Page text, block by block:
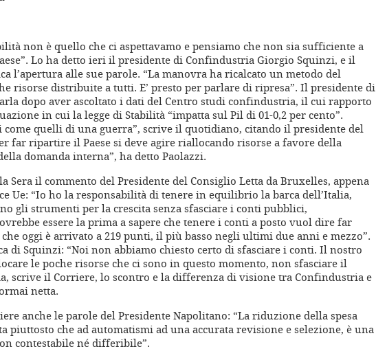
non è quello che ci aspettavamo e pensiamo che non sia sufficiente a
Lo ha detto ieri il presidente di Confindustria Giorgio Squinzi, e il
l’apertura alle sue parole. “La manovra ha ricalcato un metodo del
risorse distribuite a tutti. E’ presto per parlare di ripresa”. Il presidente di
dopo aver ascoltato i dati del Centro studi confindustria, il cui rapporto
in cui la legge di Stabilità “impatta sul Pil di 01-0,2 per cento”.
come quelli di una guerra”, scrive il quotidiano, citando il presidente del
far ripartire il Paese si deve agire riallocando risorse a favore della
domanda interna”, ha detto Paolazzi.
Sera il commento del Presidente del Consiglio Letta da Bruxelles, appena
Ue: “Io ho la responsabilità di tenere in equilibrio la barca dell’Italia,
gli strumenti per la crescita senza sfasciare i conti pubblici,
essere la prima a sapere che tenere i conti a posto vuol dire far
oggi è arrivato a 219 punti, il più basso negli ultimi due anni e mezzo”.
di Squinzi: “Noi non abbiamo chiesto certo di sfasciare i conti. Il nostro
le poche risorse che ci sono in questo momento, non sfasciare il
scrive il Corriere, lo scontro e la differenza di visione tra Confindustria e
netta.
anche le parole del Presidente Napolitano: “La riduzione della spesa
piuttosto che ad automatismi ad una accurata revisione e selezione, è una
contestabile né differibile”.